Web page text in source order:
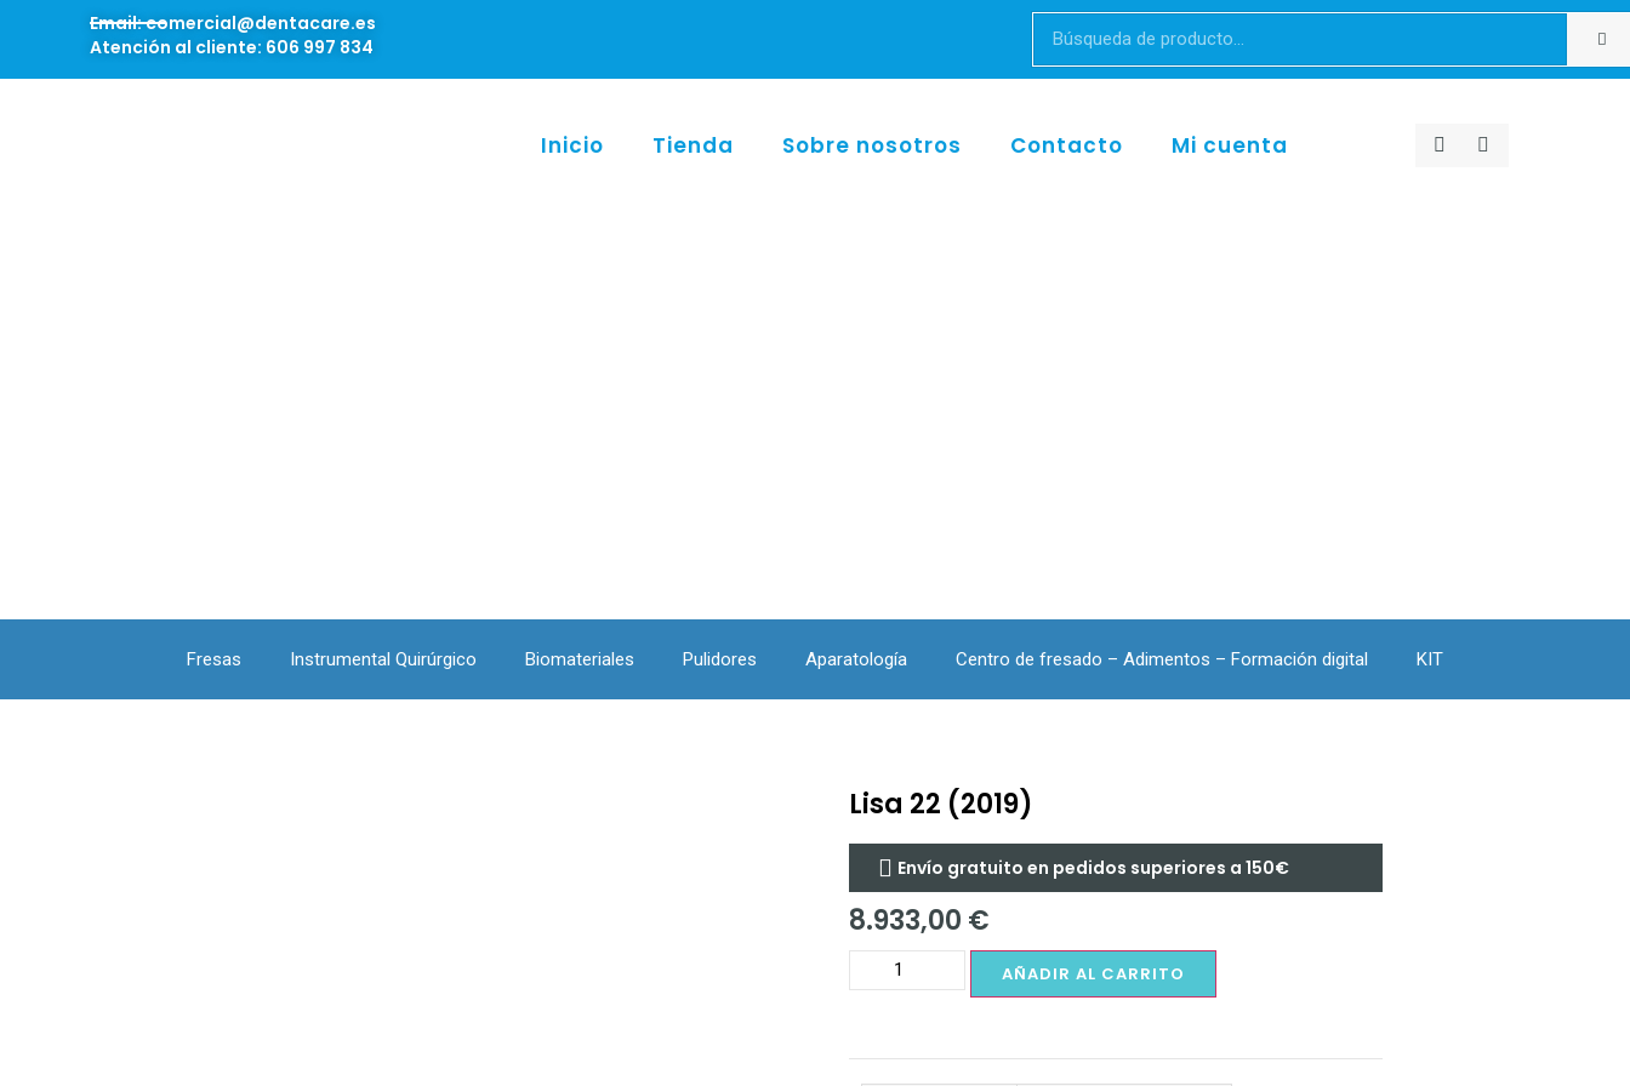
Email: comercial@dentacare.es
Atención al cliente: 606 997 834
Inicio Tienda Sobre nosotros Contacto Mi cuenta
Fresas Instrumental Quirúrgico Biomateriales Pulidores Aparatología Centro de fresado – Adimentos – Formación digital KIT
Lisa 22 (2019)
Envío gratuito en pedidos superiores a 150€
8.933,00 €
AÑADIR AL CARRITO